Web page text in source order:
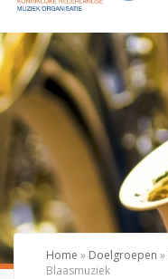
Home » Doelgroepen »
Blaasmuziek